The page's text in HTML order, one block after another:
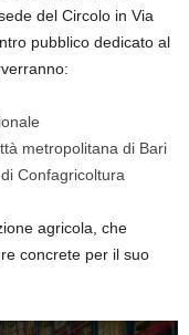
del Circolo in Via
pubblico dedicato al
metropolitana di Bari
Confagricoltura
agricola, che
concrete per il suo